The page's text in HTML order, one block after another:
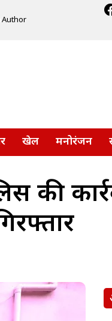
Author
खेल मनोरंजन
की